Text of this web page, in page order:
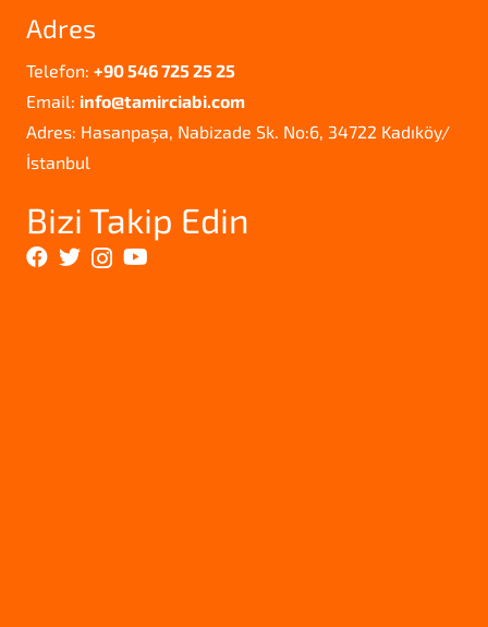
Adres
Telefon: +90 546 725 25 25
Email: info@tamirciabi.com
Adres: Hasanpaşa, Nabizade Sk. No:6, 34722 Kadıköy/
İstanbul
Bizi Takip Edin